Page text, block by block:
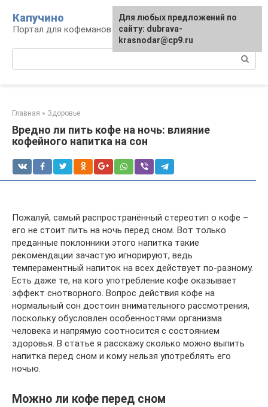
контенту
Капучино
Портал для кофеманов
Главная » Здоровье
Вредно ли пить кофе на ночь: влияние
кофейного напитка на сон
Пожалуй, самый распространённый стереотип о кофе –
его не стоит пить на ночь перед сном. Вот только
преданные поклонники этого напитка такие
рекомендации зачастую игнорируют, ведь
темпераментный напиток на всех действует по-разному.
Есть даже те, на кого употребление кофе оказывает
эффект снотворного. Вопрос действия кофе на
нормальный сон достоин внимательного рассмотрения,
поскольку обусловлен особенностями организма
человека и напрямую соотносится с состоянием
здоровья. В статье я расскажу сколько можно выпить
напитка перед сном и кому нельзя употреблять его
ночью.
Можно ли кофе перед сном
Для любых предложений по
сайту: dubrava-
krasnodar@cp9.ru